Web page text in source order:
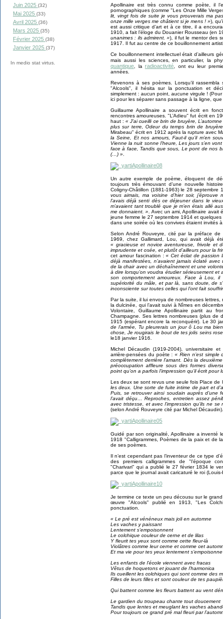
Juin 2025 (32)
Mai 2025 (33)
Avril 2025 (36)
Mars 2025 (35)
Février 2025 (38)
Janvier 2025 (37)
In medio stat virtus.
Apollinaire est très connu comme poète, il
pornographiques (comme "Les Onze Mille
lit, vingt fois de suite je vous prouverais ma
onze mille verges me châtient si je mens ! »),
est aussi critique d’art et à ce titre, il a
1910, a fait l’éloge du Douanier Rousseau (en
unanimes : ils admirent. »), il fut le mentor des
1917. Il fut au centre de ce bouillonnement
Ce bouillonnement intellectuel était d’ailleurs
mais aussi les sciences, en particulier, la
quantique , laradioactivité , ont eu leur
années.
Revenons à ses poèmes. Lorsqu’il
"Alcools", il hésita sur la ponctuation et
simplement : aucun point, aucune virgule !
ici pour les séparer sans passage à la ligne,
Guillaume Apollinaire a souvent écrit en
rencontres amoureuses. "L’Adieu" fut écrit en
haut :« J’ai cueilli ce brin de bruyère,
plus sur terre, Odeur du temps brin de
Mirabeau" écrit en 1912 après la rupture avec
la Seine, Et nos amours, Faut-il qu’il m’en
Vienne la nuit sonne l’heure, Les jours s’en
face à face, Tandis que sous, Le pont de nos
(…) »
Un autre exemple de poème, éloquent de
toujours très émouvant d’une nouvelle
Coligny-Châtillon (1881-1963) le 28 septembre
vous aimais, ma voisine d’hier soir,
l’avais déjà senti dès ce déjeuner dans le
m’avaient tant troublé que je m’en étais allé
me donnaient. »
. Avec un ami, Apollinaire
jeune femme le 27 septembre 1914 et
dans une soirée où les convives étaient invités
Selon André Rouveyre, cité par la préface
1969, chez Gallimard, Lou, qui avait déjà
« gracieuse et novice aventureuse, frivole et
imprudente et osée, et plutôt d’ailleurs pour la
cet amour fascination :« Cet éclat de passion
déjà manifestées, n’avaient jamais éclaté
de la chair avec un déchaînement et une
à dire lorsqu’on voudra étudier sérieusement
son comportement amoureux. Face à Lou, il
supériorité du mâle, et par là, sans doute, de
inconsciente sur toutes celles qui l’ont fait
Par la suite, il lui envoya de nombreuses
la dulcinée, qui l’avait suivi à Nîmes en
Volontaire, Guillaume Apollinaire partit au
Champagne. Ses lettres nombreuses (plus de
1915 (espérant encore la reconquérir). Le 30
de l’armée, Tu pleurerais un jour ô Lou ma
chose, Je rougirais le bout de tes jolis seins
le18 janvier 1916.
Michel Décaudin (1919-2004), universitaire et
arrière-pensées du poète :« Rien n’est simple
complètement derrière l’amant. Dès la
préoccupation affleure sous des formes
point qu’on a parfois l’impression qu’il écrit
Les deux se sont revus une seule fois Place de
les deux. Une sorte de fuite intime de part et
Puis, se retrouver ainsi soudain auprès d’une
l’avait déçu… Reproches, entretien assez
avec tristesse, et avec l’impression qu’ils ne
(selon André Rouveyre cité par Michel Décaudin).
Guidé par son originalité, Apollinaire a inventé
1918 "Calligrammes, Poèmes de la paix et de
de ses poèmes.
Il n’est cependant pas l’inventeur de ce type
des premiers calligrammes de "l’époque
"Charivari" qui a publié le 27 février 1834 le
parce que le journal avait caricaturé le roi
Je termine ce texte un peu décousu sur le
œuvre "Alcools" publié en 1913, "Les
ponctuation.
« Le pré est vénéneux mais joli en automne
Les vaches y paissant
Lentement s’empoisonnent
Le colchique couleur de cerne et de lilas
Y fleurit tes yeux sont comme cette fleur-là
Violâtres comme leur cerne et comme cet
Et ma vie pour tes yeux lentement s’empoisonne
Les enfants de l’école viennent avec fracas
Vêtus de hoquetons et jouant de l’harmonica
Ils cueillent les colchiques qui sont comme des
Filles de leurs filles et sont couleur de tes
Qui battent comme les fleurs battent au vent
Le gardien du troupeau chante tout doucement
Tandis que lentes et meuglant les vaches
Pour toujours ce grand pré mal fleuri par